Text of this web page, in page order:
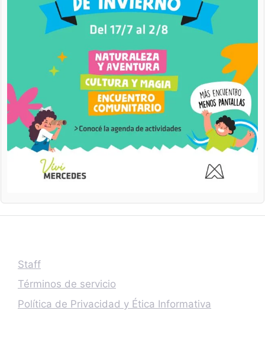
Staff
Términos de servicio
Política de Privacidad y Ética Informativa